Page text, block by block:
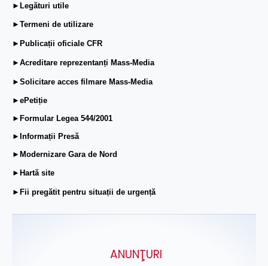
►Legături utile
►Termeni de utilizare
►Publicații oficiale CFR
►Acreditare reprezentanți Mass-Media
►Solicitare acces filmare Mass-Media
►ePetiție
►Formular Legea 544/2001
►Informații Presă
►Modernizare Gara de Nord
►Hartă site
►Fii pregătit pentru situații de urgență
ANUNŢURI